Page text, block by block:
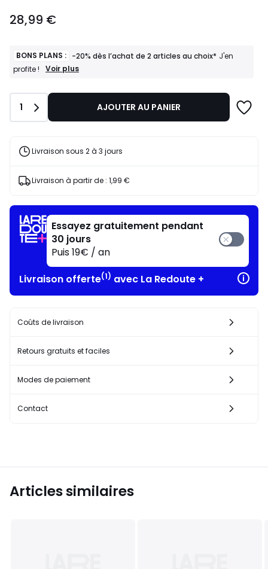
€.
28,99 €
BONS PLANS : -20% dès l’achat de 2 articles au choix* J'en
profite !
BONS
-20%
l’achat
articles
J'en
Voir plus
Quantité
1 AJOUTER AU PANIER
Livraison sous 2 à 3 jours
Livraison à partir de : 1,99 €
Essayez gratuitement pendant
30 jours
Puis 19€ / an
Livraison offerte(1) avec La Redoute +
Coûts de livraison
Retours gratuits et faciles
Modes de paiement
Contact
Articles similaires